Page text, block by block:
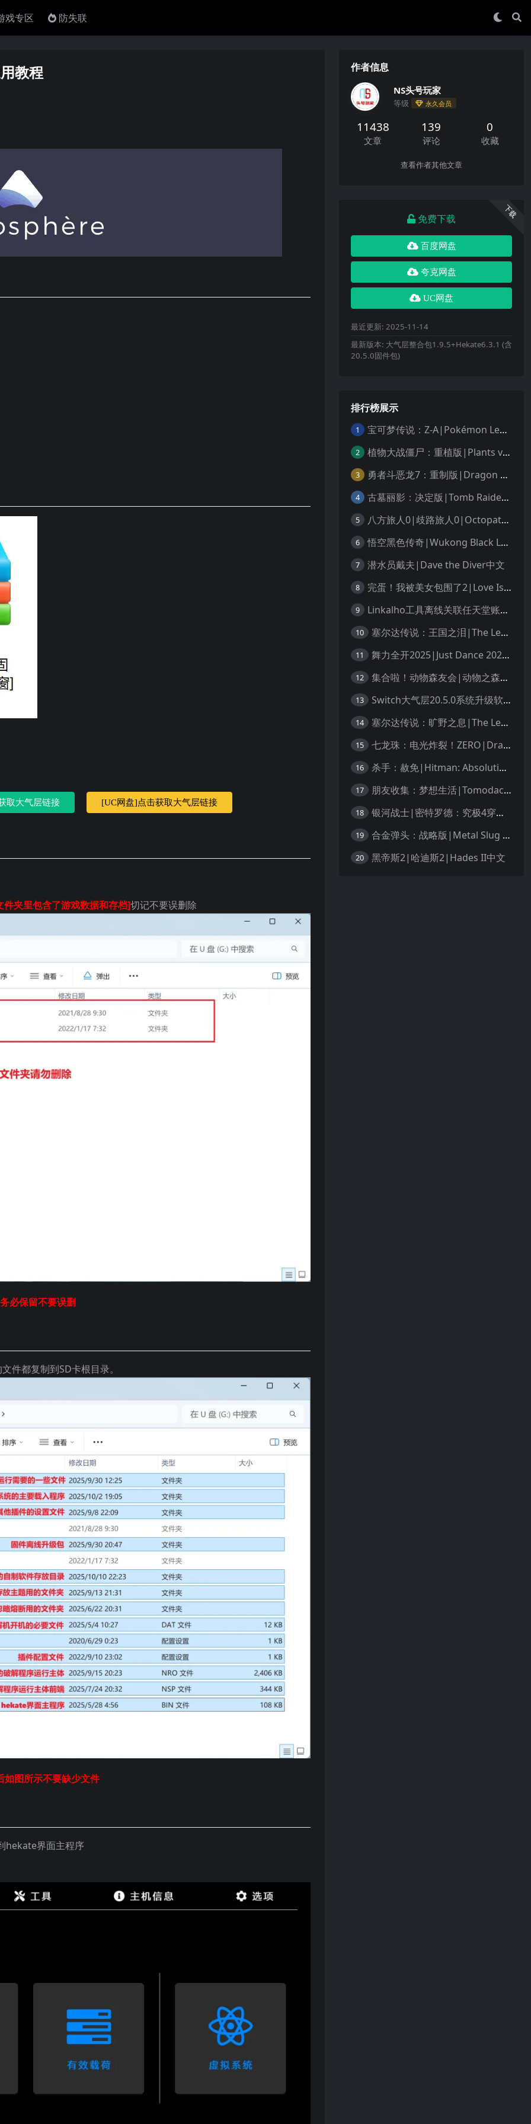
戏专区 防失联
教程
取大气层链接 [UC网盘]点击获取大气层链接
件夹里包含了游戏数据和存档]切记不要误删除
必保留不要误删
件都复制到SD卡根目录。
如图所示不要缺少文件
hekate界面主程序
作者信息
NS头号玩家
等级 永久会员
11438
文章
139
评论
0
收藏
查看作者其他文章
下载
免费下载
百度网盘
夸克网盘
UC网盘
最近更新: 2025-11-14
最新版本: 大气层整合包1.9.5+Hekate6.3.1 (含
20.5.0固件包)
排行榜展示
1 宝可梦传说：Z-A|Pokémon Legends: Z-A中文
2 植物大战僵尸：重植版|Plants vs. Zombies: Replanted中文
3 勇者斗恶龙7：重制版|Dragon Quest VII Reimagined中文
4 古墓丽影：决定版|Tomb Raider: Definitive Edition中文
5 八方旅人0|歧路旅人0|Octopath Traveler 0中文
6 悟空黑色传奇|Wukong Black Legend
7 潜水员戴夫|Dave the Diver中文
8 完蛋！我被美女包围了2|Love Is All Around 2中文
9 Linkalho工具离线关联任天堂账户教程
10 塞尔达传说：王国之泪|The Legend of Zelda: Tears of the Kingdom中文
11 舞力全开2025|Just Dance 2025中文
12 集合啦！动物森友会|动物之森|Animal Crossing: New Horizons中文
13 Switch大气层20.5.0系统升级软硬破通用教程
14 塞尔达传说：旷野之息|The Legend of Zelda: Breath of the Wild中文
15 七龙珠：电光炸裂！ZERO|Dragon Ball: Sparking! Zero中文
16 杀手：赦免|Hitman: Absolution汉化
17 朋友收集：梦想生活|Tomodachi Life: Living the Dream中文
18 银河战士|密特罗德：究极4穿越未知|Metroid Prime 4: Beyond中文
19 合金弹头：战略版|Metal Slug Tactics中文
20 黑帝斯2|哈迪斯2|Hades II中文